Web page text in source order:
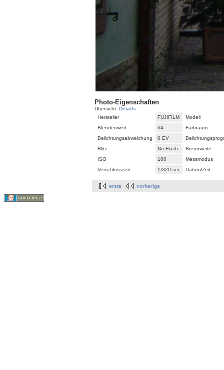
Photo-Eigenschaften
Übersicht Details
Hersteller
FUJIFILM
Modell
Blendenwert
f/4
Farbraum
Belichtungsabweichung
0 EV
Blitz
No Flash
Brennweite
ISO
100
Messmodus
Verschlusszeit
1/320 sec Datum/Zeit
erste vorherige